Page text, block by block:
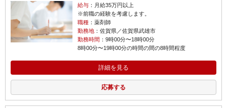
給与：月給35万円以上
※前職の経験を考慮します。
職種：薬剤師
勤務地：佐賀県／佐賀県武雄市
勤務時間 ：9時00分〜18時00分
8時00分〜19時00分の時間の間の8時間程度
詳細を見る
応募する